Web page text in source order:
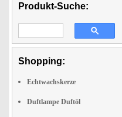
Produkt-Suche:
Shopping:
Echtwachskerze
Duftlampe Duftöl